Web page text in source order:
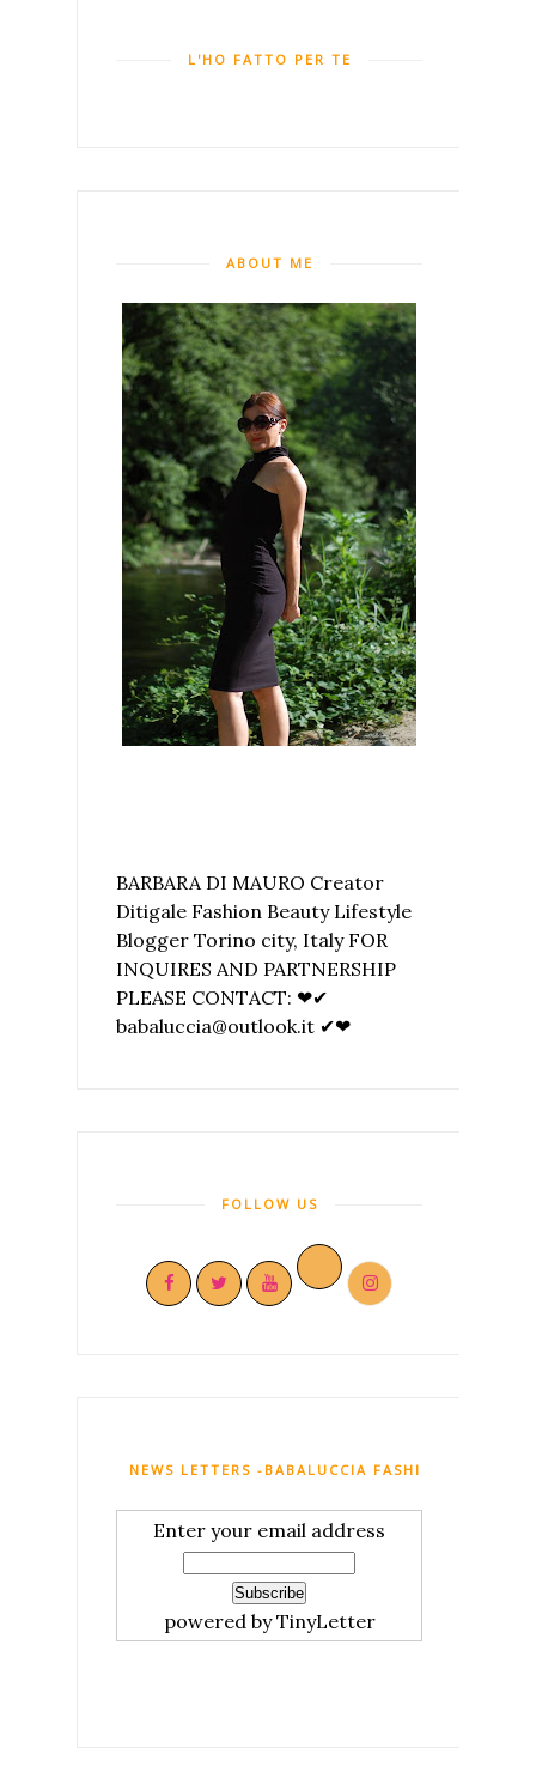
L'HO FATTO PER TE
ABOUT ME
BARBARA DI MAURO Creator
Ditigale Fashion Beauty Lifestyle
Blogger Torino city, Italy FOR
INQUIRES AND PARTNERSHIP
PLEASE CONTACT: ❤✔
babaluccia@outlook.it ✔❤
FOLLOW US
NEWS LETTERS -BABALUCCIA FASHION AND MY
Enter your email address
powered by TinyLetter